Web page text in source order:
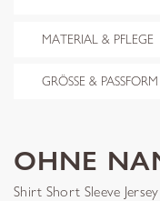
MATERIAL & PFLEGE
GRÖSSE & PASSFORM
OHNE
Shirt Short Sleeve